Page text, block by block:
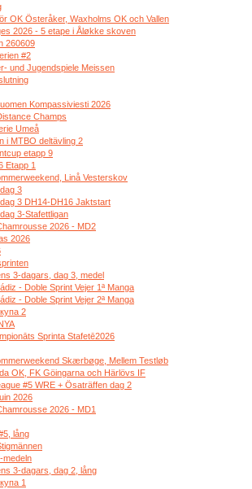
OK Österåker, Waxholms OK och Vallen
2026 - 5 etape i Åløkke skoven
260609
#2
und Jugendspiele Meissen
Kompassiviesti 2026
Champs
Umeå
i MTBO deltävling 2
etapp 9
Etapp 1
Linå Vesterskov
3
3 DH14-DH16 Jaktstart
3-Stafettligan
2026 - MD2
2026
3-dagars, dag 3, medel
- Doble Sprint Vejer 1ª Manga
- Doble Sprint Vejer 2ª Manga
2
Sprinta Stafetē2026
Skærbøge, Mellem Testløb
OK, FK Göingarna och Härlövs IF
#5 WRE + Ösaträffen dag 2
2026
2026 - MD1
lång
medeln
3-dagars, dag 2, lång
1